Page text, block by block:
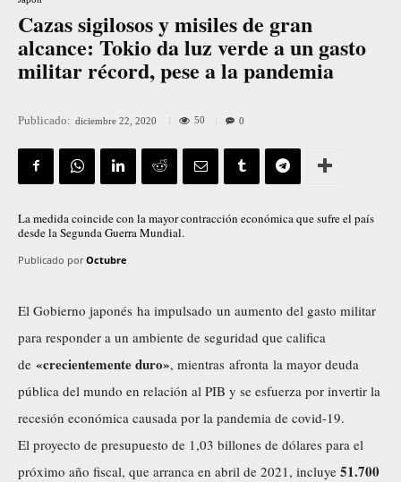
Cazas sigilosos y misiles de gran
alcance: Tokio da luz verde a un gasto
militar récord, pese a la pandemia
Publicado: diciembre 22, 2020 50 0
La medida coincide con la mayor contracción económica que sufre el país
desde la Segunda Guerra Mundial.
Publicado por Octubre
El Gobierno japonés ha impulsado un aumento del gasto militar
para responder a un ambiente de seguridad que califica
de «crecientemente duro», mientras afronta la mayor deuda
pública del mundo en relación al PIB y se esfuerza por invertir la
recesión económica causada por la pandemia de covid-19.
El proyecto de presupuesto de 1,03 billones de dólares para el
próximo año fiscal, que arranca en abril de 2021, incluye 51.700